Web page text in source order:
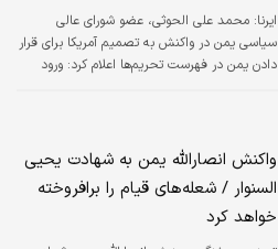
ایرنا: محمد علی الحوثی، عضو شورای عالی
سیاسی یمن در واکنش به تصمیم آمریکا برای قرار
دادن یمن در فهرست تحریم‌ها اعلام کرد: ورود
واکنش انصارالله یمن به شهادت یحیی
السنوار / شعله‌های قیام را برافروخته
خواهد کرد